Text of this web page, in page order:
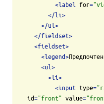
<label for=
</li >
</ul >
</fieldset>
<fieldset>
<legend>
<ul >
<li >
<input type=
id="front" value=